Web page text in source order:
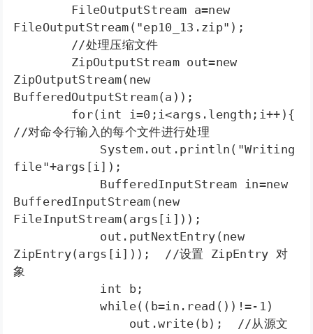
FileOutputStream("ep10_13.zip");
ZipOutputStream(new
BufferedOutputStream(a));
//对命令行输入的每个文件进行处理
file"+args[i]);
BufferedInputStream(new
FileInputStream(args[i]));
ZipEntry(args[i]));  //设置 ZipEntry 对
象
            while((b=in.read())!=-1)